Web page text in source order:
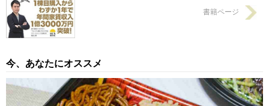
書籍ページ
今、あなたにオススメ